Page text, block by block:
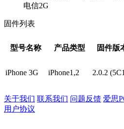
电信2G
固件列表
型号名称 产品类型 固件版
iPhone 3G iPhone1,2 2.0.2
关于我们 联系我们 问题反馈 爱思
用户协议